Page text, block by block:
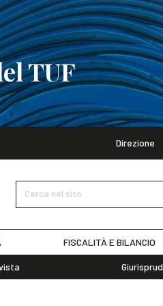
TUF
Direzione
Cerca nel sito
FISCALITÀ E BILANCIO